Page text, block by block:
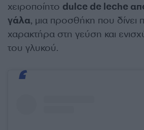
χειροποίητο dulce de leche
γάλα, μια προσθήκη που δίνει
χαρακτήρα στη γεύση και
του γλυκού.